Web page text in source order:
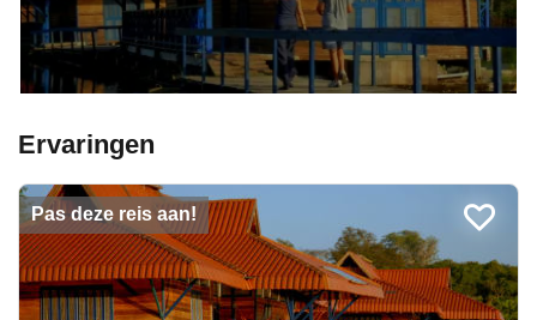
Ervaringen
Pas deze reis aan!